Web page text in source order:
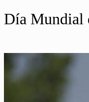
Día Mundial